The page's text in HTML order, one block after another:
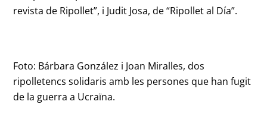
revista de Ripollet”, i Judit Josa, de “Ripollet al Día”.
Foto: Bárbara González i Joan Miralles, dos
ripolletencs solidaris amb les persones que han fugit
de la guerra a Ucraïna.